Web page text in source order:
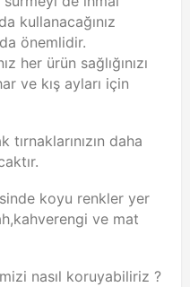
kullanacağınız
önemlidir.
her ürün sağlığınızı
ve kış ayları için
daha
koyu renkler yer
ve mat
nasıl koruyabiliriz ?